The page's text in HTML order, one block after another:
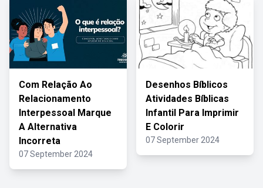
Com Relação Ao
Relacionamento
Interpessoal Marque
A Alternativa
Incorreta
07 September 2024
Desenhos Bíblicos
Atividades Bíblicas
Infantil Para Imprimir
E Colorir
07 September 2024